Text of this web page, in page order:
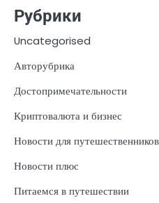
Рубрики
Uncategorised
Авторубрика
Достопримечательности
Криптовалюта и бизнес
Новости для путешественников
Новости плюс
Питаемся в путешествии